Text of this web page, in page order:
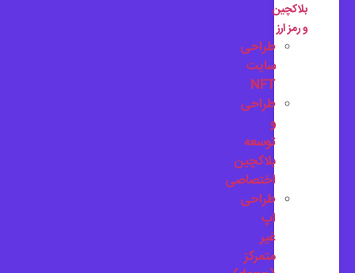
بلاکچین
و رمز ارز
طراحی
سایت
NFT
طراحی
توسعه
بلاکچین
اختصاصی
طراحی
اپ
غیر
متمرکز